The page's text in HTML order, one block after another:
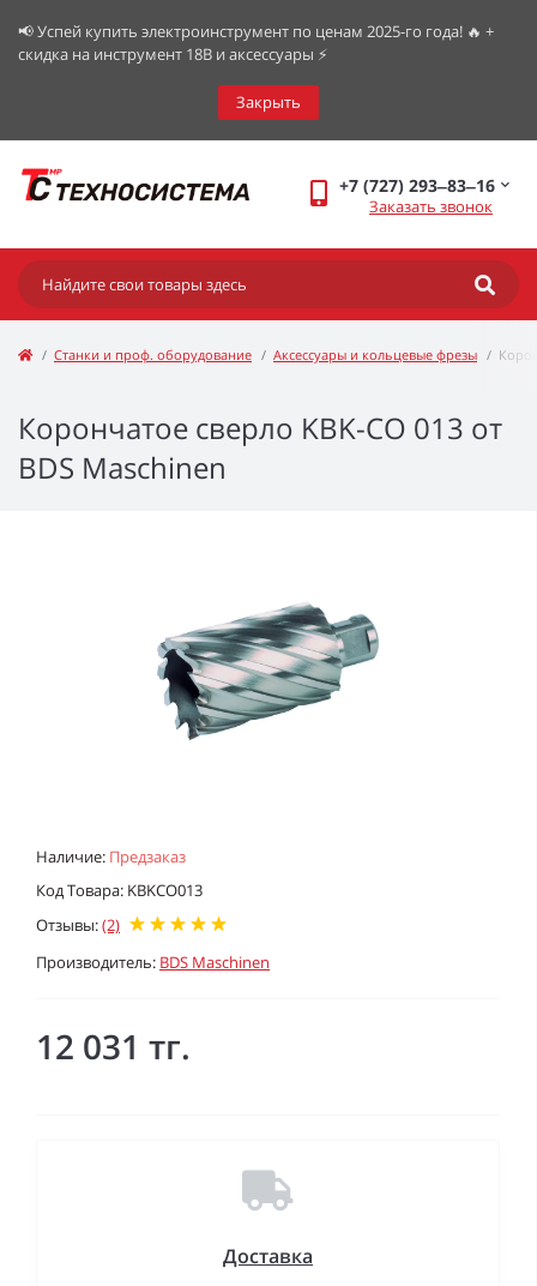
📢 Успей купить электроинструмент по ценам 2025-го года! 🔥 +
скидка на инструмент 18В и аксессуары ⚡️
Закрыть
+7 (727) 293‒83‒16
Заказать звонок
Станки и проф. оборудование Аксессуары и кольцевые фрезы
Корончатое сверло KBK-CO 013 от
BDS Maschinen
Наличие: Предзаказ
Код Товара: KBKCO013
Отзывы:(2)
Производитель: BDS Maschinen
12 031 тг.
Доставка